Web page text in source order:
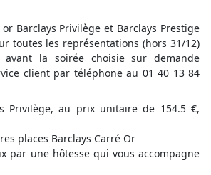
Barclays Privilège et Barclays Prestige
toutes les représentations (hors 31/12)
avant la soirée choisie sur demande
client par téléphone au 01 40 13 84
Privilège, au prix unitaire de 154.5 €,
places Barclays Carré Or
par une hôtesse qui vous accompagne